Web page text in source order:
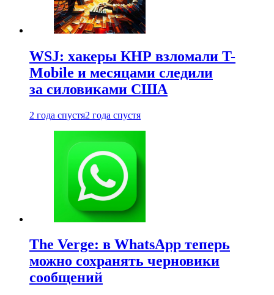
WSJ: хакеры КНР взломали T-
Mobile и месяцами следили
за силовиками США
2 года спустя2 года спустя
The Verge: в WhatsApp теперь
можно сохранять черновики
сообщений